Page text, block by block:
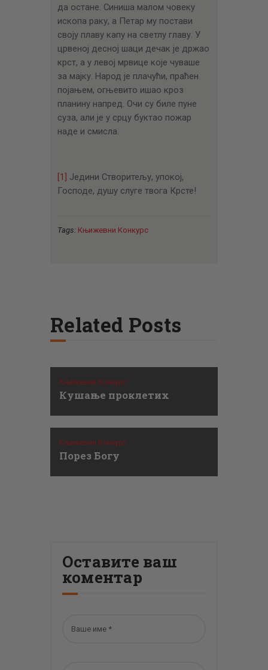
да остане. Синиша малом човеку
ископа раку, а Петар му постави
своју плаву капу на светлу главу. У
црвеној десној шаци дечак је држао
крст, а у левој мрвице које чуваше
за мајку. Народ је плачући, праћен
појањем, огњевито ишао кроз
планину напред. Очи су биле пуне
суза, али је у срцу буктао пожар
наде и смисла.
[1] Једини Створитељу, упокој,
Господе, душу слуге твога Крсте!
Tags: Књижевни Конкурс
Related Posts
Књижевни Конкурс
Кушање проклетих
Књижевни Конкурс
Порез Богу
Оставите ваш
коментар